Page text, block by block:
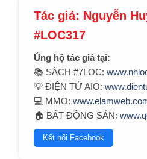
Tác giả: Nguyễn
#LOC317
Ủng hộ tác giả tại:
📚 SÁCH #7LOC:
💡 ĐIỆN TỬ AIO:
💻 MMO:
🏠 BẤT ĐỘNG SẢN:
Kết nối Facebook